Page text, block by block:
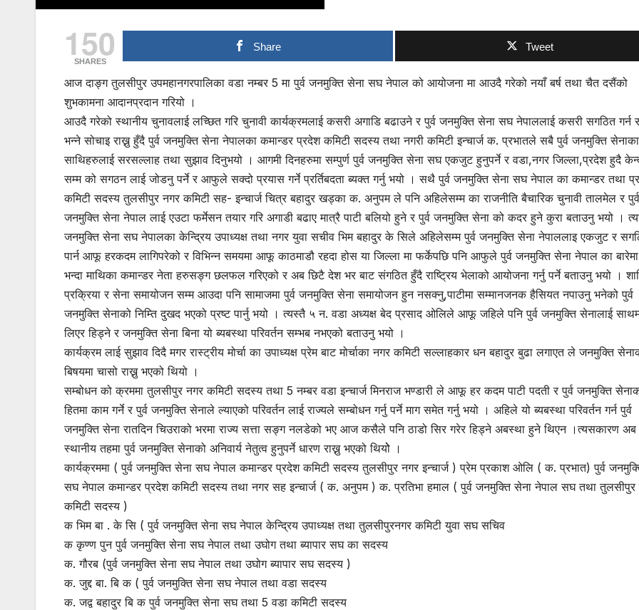
150
SHARES
Share Tweet
आज दाङ्ग तुलसीपुर उपमहानगरपालिका वडा नम्बर 5 मा पुर्व जनमुक्ति सेना सघ नेपाल को आयोजना मा आउदै गरेको नयाँ बर्ष तथा चैत दसैंको
शुभकामना आदानप्रदान गरियो ।
आउदै गरेको स्थानीय चुनावलाई लच्छित गरि चुनावी कार्यक्रमलाई कसरी अगाडि बढाउने र पुर्व जनमुक्ति सेना सघ नेपाललाई कसरी सगठित गर्न
भन्ने सोचाइ राख्नु हुँदै पुर्व जनमुक्ति सेना नेपालका कमान्डर प्रदेश कमिटी सदस्य तथा नगरी कमिटी इन्चार्ज क. प्रभातले सबै पुर्व जनमुक्ति सेनाका
साथिहरुलाई सरसल्लाह तथा सुझाव दिनुभयो । आगमी दिनहरुमा सम्पुर्ण पुर्व जनमुक्ति सेना सघ एकजुट हुनुपर्ने र वडा,नगर जिल्ला,प्रदेश हुदै
सम्म को सगठन लाई जोडनु पर्ने र आफुले सक्दो प्रयास गर्ने प्रर्तिबदता ब्यक्त गर्नु भयो । सथै पुर्व जनमुक्ति सेना सघ नेपाल का कमान्डर तथा
कमिटी सदस्य तुलसीपुर नगर कमिटी सह- इन्चार्ज चित्र बहादुर खड्का क. अनुपम ले पनि अहिलेसम्म का राजनीति बैचारिक चुनावी तालमेल र पुर्व
जनमुक्ति सेना नेपाल लाई एउटा फर्मेसन तयार गरि अगाडी बढाए मात्रै पाटी बलियो हुने र पुर्व जनमुक्ति सेना को कदर हुने कुरा बताउनु भयो ।
जनमुक्ति सेना सघ नेपालका केन्द्रिय उपाध्यक्ष तथा नगर युवा सचीव भिम बहादुर के सिले अहिलेसम्म पुर्व जनमुक्ति सेना नेपाललाइ एकजुट र
पार्न आफू हरकदम लागिपरेको र विभिन्न समयमा आफू काठमाडौ रहदा होस या जिल्ला मा फर्केपछि पनि आफुले पुर्व जनमुक्ति सेना नेपाल का
भन्दा माथिका कमान्डर नेता हरुसङ्ग छलफल गरिएको र अब छिटै देश भर बाट संगठित हुँदै राष्ट्रिय भेलाको आयोजना गर्नु पर्ने बताउनु भयो ।
प्रक्रिया र सेना समायोजन सम्म आउदा पनि सामाजमा पुर्व जनमुक्ति सेना समायोजन हुन नसक्नु,पाटीमा सम्मानजनक हैसियत नपाउनु भनेको पुर्व
जनमुक्ति सेनाको निम्ति दुखद भएको प्रष्ट पार्नु भयो । त्यस्तै ५ न. वडा अध्यक्ष बेद प्रसाद ओलिले आफू जहिले पनि पुर्व जनमुक्ति सेनालाई
लिएर हिड्ने र जनमुक्ति सेना बिना यो ब्यबस्था परिवर्तन सम्भब नभएको बताउनु भयो ।
कार्यक्रम लाई सुझाव दिदै मगर रास्ट्रीय मोर्चा का उपाध्यक्ष प्रेम बाट मोर्चाका नगर कमिटी सल्लाहकार धन बहादुर बुढा लगाएत ले जनमुक्ति
बिषयमा चासो राख्नु भएको थियो ।
सम्बोधन को क्रममा तुलसीपुर नगर कमिटी सदस्य तथा 5 नम्बर वडा इन्चार्ज मिनराज भण्डारी ले आफू हर कदम पाटी पदती र पुर्व जनमुक्ति
हितमा काम गर्ने र पुर्व जनमुक्ति सेनाले ल्याएको परिवर्तन लाई राज्यले सम्बोधन गर्नु पर्ने माग समेत गर्नु भयो । अहिले यो ब्यबस्था परिवर्तन गर्न पुर्व
जनमुक्ति सेना रातदिन चिउराको भरमा राज्य सत्ता सङ्ग नलडेको भए आज कसैले पनि ठाडो सिर गरेर हिड्ने अबस्था हुने थिएन ।त्यसकारण
स्थानीय तहमा पुर्व जनमुक्ति सेनाको अनिवार्य नेतुत्व हुनुपर्ने धारण राख्नु भएको थियोे ।
कार्यक्रममा ( पुर्व जनमुक्ति सेना सघ नेपाल कमान्डर प्रदेश कमिटी सदस्य तुलसीपुर नगर इन्चार्ज ) प्रेम प्रकाश ओलि ( क. प्रभात) पुर्व
सघ नेपाल कमान्डर प्रदेश कमिटी सदस्य तथा नगर सह इन्चार्ज ( क. अनुपम ) क. प्रतिभा हमाल ( पुर्व जनमुक्ति सेना नेपाल सघ तथा तुलसीपुर
कमिटी सदस्य )
क भिम बा . के सि ( पुर्व जनमुक्ति सेना सघ नेपाल केन्द्रिय उपाध्यक्ष तथा तुलसीपुरनगर कमिटी युवा सघ सचिव
क कृण्ण पुन पुर्व जनमुक्ति सेना सघ नेपाल तथा उघोग तथा ब्यापार सघ का सदस्य
क. गौरब (पुर्व जनमुक्ति सेना सघ नेपाल तथा उघोग ब्यापार सघ सदस्य )
क. जुद्द बा. बि क ( पुर्व जनमुक्ति सेना सघ नेपाल तथा वडा सदस्य
क. जद्व बहादुर बि क पुर्व जनमुक्ति सेना सघ तथा 5 वडा कमिटी सदस्य